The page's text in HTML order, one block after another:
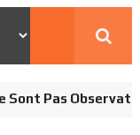
Pas Observateurs